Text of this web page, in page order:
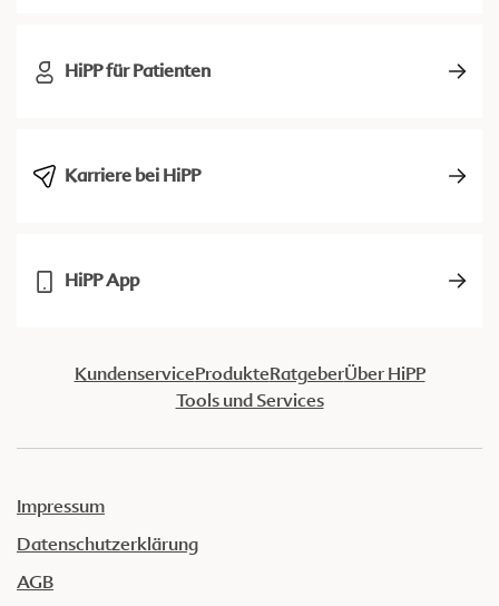
HiPP für Patienten
Karriere bei HiPP
HiPP App
KundenserviceProdukteRatgeberÜber HiPP
Tools und Services
Impressum
Datenschutzerklärung
AGB